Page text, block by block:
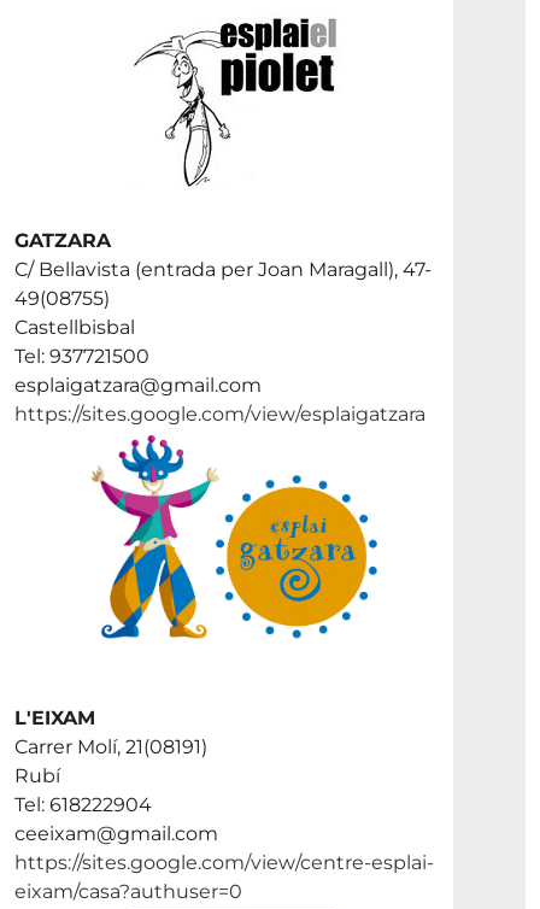
GATZARA
C/ Bellavista (entrada per Joan Maragall), 47-
49(08755)
Castellbisbal
Tel: 937721500
esplaigatzara@gmail.com
https://sites.google.com/view/esplaigatzara
L'EIXAM
Carrer Molí, 21(08191)
Rubí
Tel: 618222904
ceeixam@gmail.com
https://sites.google.com/view/centre-esplai-
eixam/casa?authuser=0